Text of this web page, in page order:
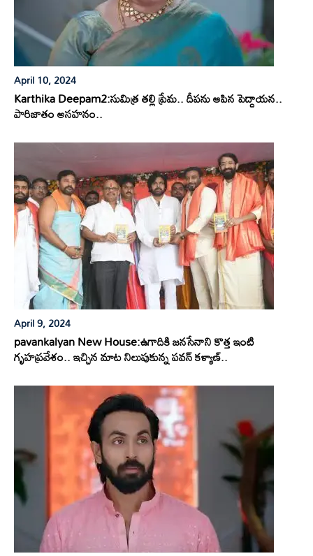
April 10, 2024
Karthika Deepam2:సుమిత్ర తల్లి ప్రేమ.. దీపను ఆపిన పెద్దాయన..
పారిజాతం అసహనం..
April 9, 2024
pavankalyan New House:ఉగాదికి జనసేనాని కొత్త ఇంటి
గృహప్రవేశం.. ఇచ్చిన మాట నిలుపుకున్న పవన్ కళ్యాణ్..